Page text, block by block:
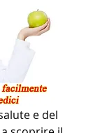
e del